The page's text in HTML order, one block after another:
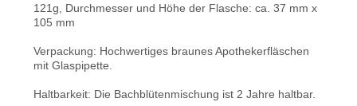
121g, Durchmesser und Höhe der Flasche: ca. 37 mm x
105 mm
Verpackung: Hochwertiges braunes Apothekerfläschen
mit Glaspipette.
Haltbarkeit: Die Bachblütenmischung ist 2 Jahre haltbar.